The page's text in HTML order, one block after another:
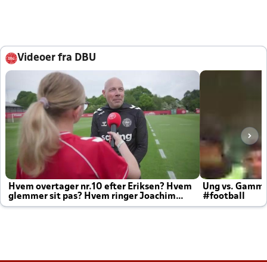
Videoer fra DBU
Hvem overtager nr.10 efter Eriksen? Hvem
glemmer sit pas? Hvem ringer Joachim
altid til efter kampe?
Ung vs.
#football